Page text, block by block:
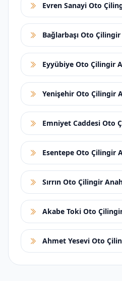
Evren Sanayi Oto
Bağlarbaşı Oto
Eyyübiye Oto Çilingir
Yenişehir Oto Çilingir
Emniyet Caddesi Oto
Esentepe Oto Çilingir
Sırrın Oto Çilingir
Akabe Toki Oto
Ahmet Yesevi Oto